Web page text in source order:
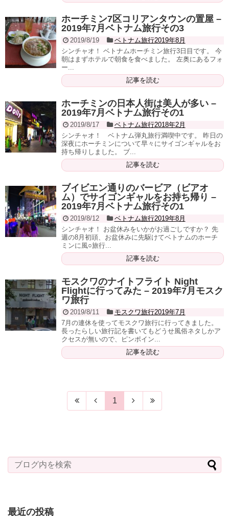
ホーチミン7区コリアンタウンの置屋 –
2019年7月ベトナム旅行その3
2019/8/19
ベトナム旅行2019年8月
シンチャオ！ ベトナムホーチミン旅行3日目です。 今
朝はまずホテルで朝食を食べました。 左奥にあるフォ
ー...
記事を読む
ホーチミンの日本人街は美人が多い –
2019年7月ベトナム旅行その1
2019/8/17
ベトナム旅行2018年2月
シンチャオ！ ベトナム弾丸旅行満喫中です。 昨日の
深夜にホーチミンについて早々にサイゴンギャルをお
持ち帰りしました。 ブ...
記事を読む
ブイビエン通りのバービア（ビアオ
ム）でサイゴンギャルをお持ち帰り –
2019年7月ベトナム旅行その1
2019/8/12
ベトナム旅行2019年8月
シンチャオ！ お盆休みをいかがお過ごしですか？ 先
週の8月初頭、お盆休みに先駆けてベトナムのホーチ
ミンに風○旅行...
記事を読む
モスクワのナイトフライト Night
Flightに行ってみた – 2019年7月モスク
ワ旅行
2019/8/11
モスクワ旅行2019年7月
7月の連休を使ってモスクワ旅行に行ってきました。
長ったらしい旅行記を書いてもどうせ風俗ネタしかア
クセスが無いので、ピンポイン...
記事を読む
1
最近の投稿